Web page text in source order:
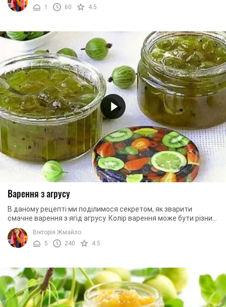
1
60 4.5
Варення з агрусу
В даному рецепті ми поділимося секретом, як зварити
смачне варення з ягід агрусу. Колір варення може бути різний
залежно від обраного вами кольору ...
Вікторія Жмайло
5
240 4.5